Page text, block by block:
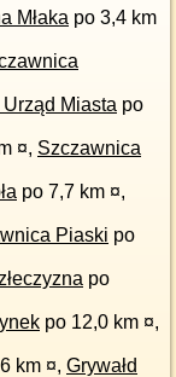
Młaka po 3,4 km
Miasta po
¤, Szczawnica
po 7,7 km ¤,
Piaski po
po
po 12,0 km ¤,
km ¤, Grywałd